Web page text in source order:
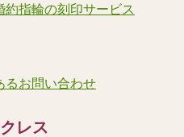
指輪の刻印サービス
るお問い合わせ
レス